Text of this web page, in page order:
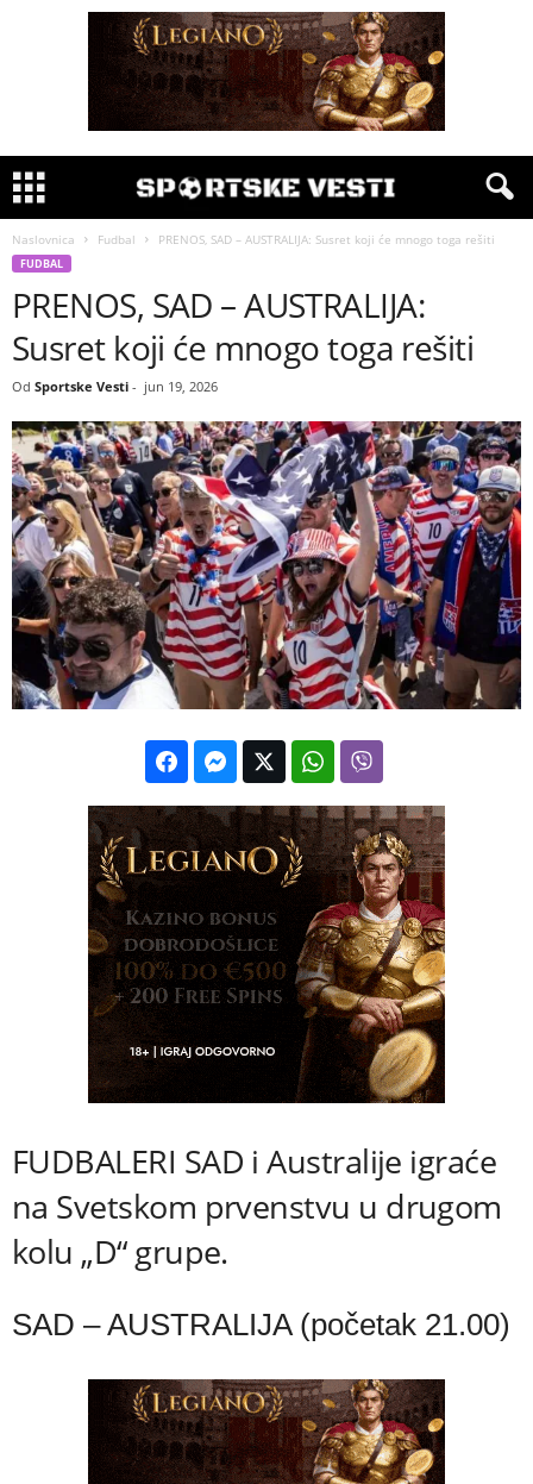
Naslovnica Fudbal PRENOS, SAD – AUSTRALIJA: Susret koji će mnogo toga rešiti
FUDBAL
PRENOS, SAD – AUSTRALIJA:
Susret koji će mnogo toga rešiti
Od Sportske Vesti - jun 19, 2026
FUDBALERI SAD i Australije igraće
na Svetskom prvenstvu u drugom
kolu „D“ grupe.
SAD – AUSTRALIJA (početak 21.00)